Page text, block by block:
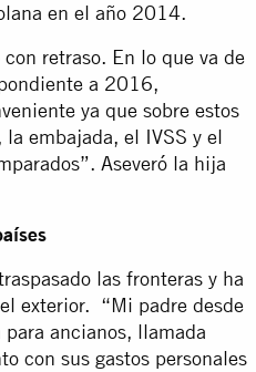
en el año 2014.
retraso. En lo que va de
a 2016,
ya que sobre estos
embajada, el IVSS y el
Aseveró la hija
las fronteras y ha
exterior. “Mi padre desde
ancianos, llamada
con sus gastos personales